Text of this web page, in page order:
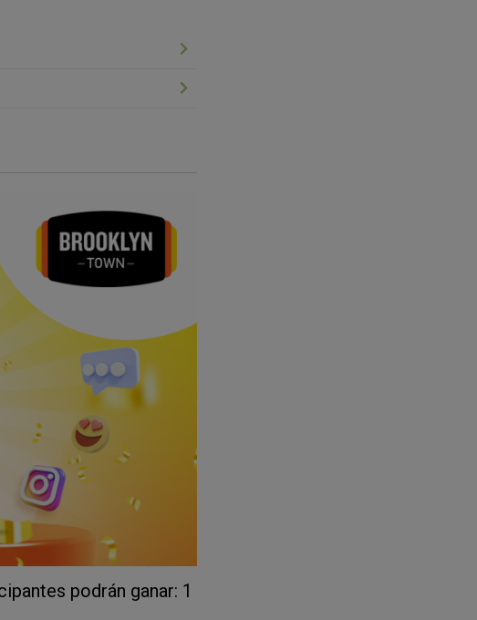
podrán ganar: 1